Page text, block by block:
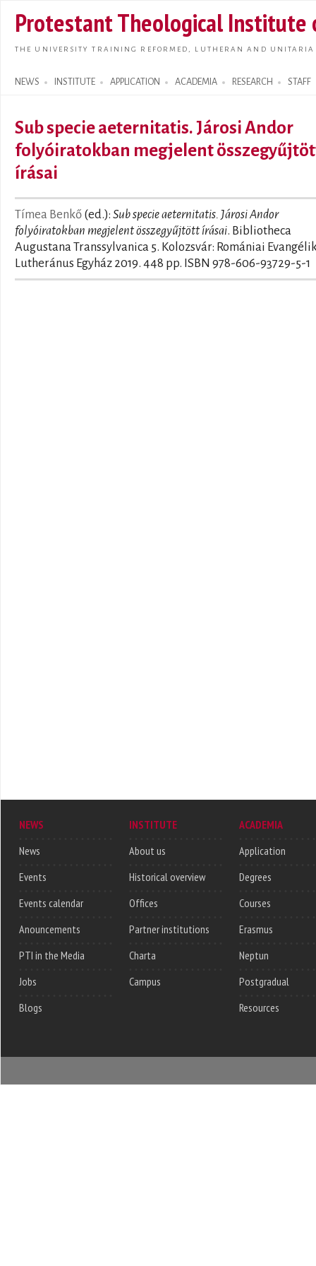
main
Protestant Theological Institute
THE UNIVERSITY TRAINING REFORMED, LUTHERAN AND
NEWS INSTITUTE APPLICATION ACADEMIA RESEARCH STAFF
Search form
Sub specie aeternitatis. Járosi Andor
folyóiratokban megjelent
írásai
Tímea Benkő (ed.): Sub specie aeternitatis. Járosi Andor
folyóiratokban megjelent összegyűjtött írásai. Bibliotheca
Augustana Transsylvanica 5. Kolozsvár: Romániai
Lutheránus Egyház 2019. 448 pp. ISBN 978-606-93729-5-1
NEWS
News
Events
Events calendar
Anouncements
PTI in the Media
Jobs
Blogs
INSTITUTE
About us
Historical overview
Offices
Partner institutions
Charta
Campus
ACADEMIA
Application
Degrees
Courses
Erasmus
Neptun
Postgradual
Resources